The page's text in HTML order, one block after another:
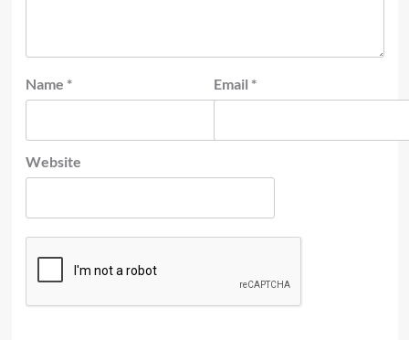
Name * Email *
Website